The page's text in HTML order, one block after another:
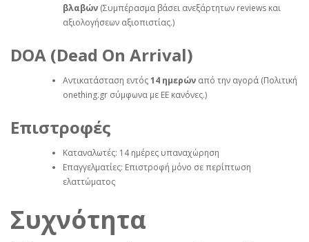
βλαβών (Συμπέρασμα βάσει ανεξάρτητων reviews και
αξιολογήσεων αξιοπιστίας.)
DOA (Dead On Arrival)
Αντικατάσταση εντός14 ημερών από την αγορά (Πολιτική
onething.gr σύμφωνα με ΕΕ κανόνες.)
Επιστροφές
Καταναλωτές: 14 ημέρες υπαναχώρηση
Επαγγελματίες: Επιστροφή μόνο σε περίπτωση
ελαττώματος
Συχνότητα